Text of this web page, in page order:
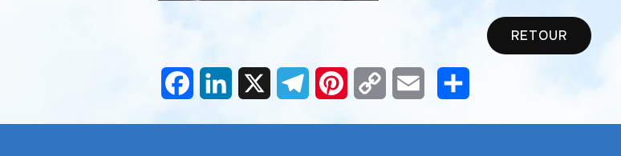
RETOUR
FacebookLinkedIn TelegramPinterestCopy Email